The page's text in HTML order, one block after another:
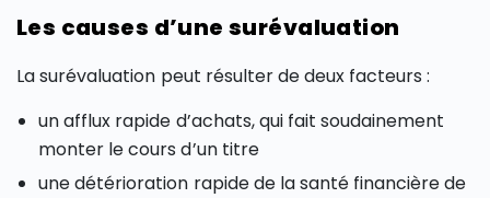
Les causes d’une surévaluation
La surévaluation peut résulter de deux facteurs :
un afflux rapide d’achats, qui fait soudainement
monter le cours d’un titre
une détérioration rapide de la santé financière de